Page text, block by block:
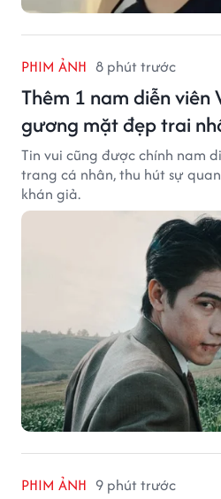
PHIM ẢNH 8 phút trước
Thêm 1 nam diễn
gương mặt đẹp trai
Tin vui cũng được chính nam
trang cá nhân, thu hút sự
khán giả.
PHIM ẢNH 9 phút trước